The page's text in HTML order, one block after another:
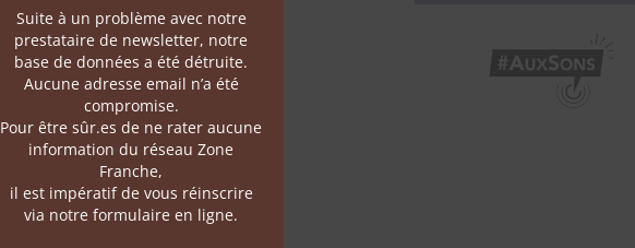
Terms of use
Suite à un problème avec notre
prestataire de newsletter, notre
base de données a été détruite.
Aucune adresse email n’a été
compromise.
Pour être sûr.es de ne rater aucune
information du réseau Zone
Franche,
il est impératif de vous réinscrire
via notre formulaire en ligne.